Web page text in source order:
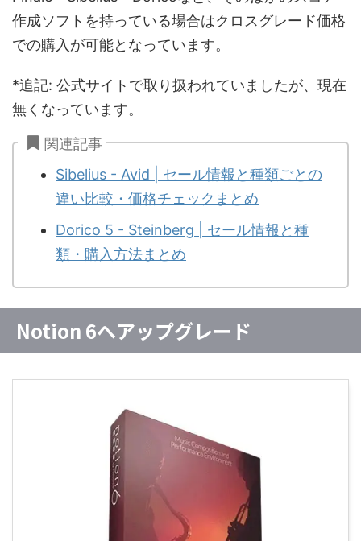
作成ソフトを持っている場合はクロスグレード価格
での購入が可能となっています。
*追記: 公式サイトで取り扱われていましたが、現在
無くなっています。
関連記事
Sibelius - Avid | セール情報と種類ごとの
違い比較・価格チェックまとめ
Dorico 5 - Steinberg | セール情報と種
類・購入方法まとめ
Notion 6へアップグレード